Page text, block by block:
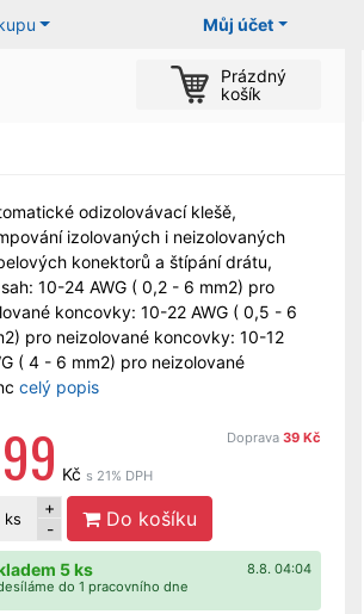
Můj účet
Prázdný
košík
odizolovávací klešě,
izolovaných i neizolovaných
konektorů a štípání drátu,
10-24 AWG ( 0,2 - 6 mm2) pro
koncovky: 10-22 AWG ( 0,5 - 6
pro neizolované koncovky: 10-12
( 4 - 6 mm2) pro neizolované
celý popis
Doprava 39 Kč
Kč s 21% DPH
ks
+
-
Do košíku
8.8. 04:04
5 ks
do 1 pracovního dne